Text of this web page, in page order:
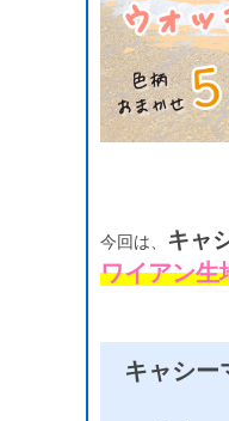
今回は、 キャ
ワイアン生
キャシー